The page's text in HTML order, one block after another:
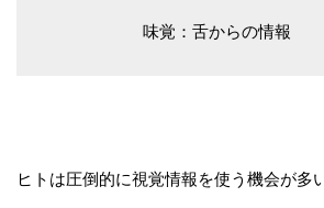
味覚：舌からの情報
ヒトは圧倒的に視覚情報を使う機会が多